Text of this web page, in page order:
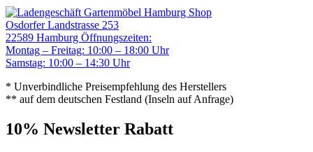
Gartenmöbel Hamburg Shop
Osdorfer Landstrasse 253
22589 Hamburg Öffnungszeiten:
Montag – Freitag: 10:00 – 18:00 Uhr
Samstag: 10:00 – 14:30 Uhr
* Unverbindliche Preisempfehlung des Herstellers
** auf dem deutschen Festland (Inseln auf Anfrage)
10% Newsletter Rabatt